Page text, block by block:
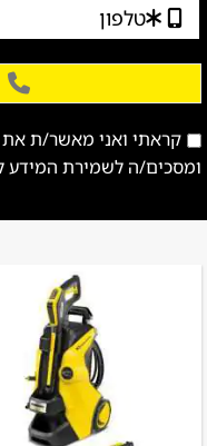
קראתי ואני מאשר/ת את
ומסכים/ה לשמירת המידע